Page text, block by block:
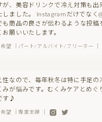
が、美容ドリンクで冷え対策も
しました。 Instagramだけでなく
も商品の良さが伝わるような投稿
お願いいたします。
希望 ｜パート/アルバイト/フリーター ｜
性なので、毎年秋冬は特に手足の
みが悩みです。むくみケアとめぐ
す♪
望 ｜専業主婦 ｜